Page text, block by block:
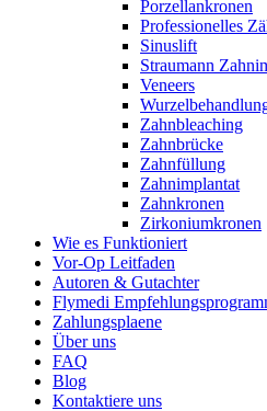
Porzellankronen
Professionelles
Sinuslift
Straumann
Veneers
Zahnbleaching
Zahnbrücke
Zahnfüllung
Zahnimplantat
Zahnkronen
Zirkoniumkronen
Wie es Funktioniert
Vor-Op Leitfaden
Autoren & Gutachter
Flymedi
Zahlungsplaene
Über uns
FAQ
Blog
Kontaktiere uns